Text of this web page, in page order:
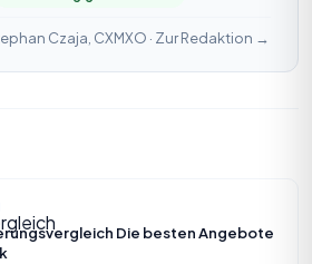
Czaja, CXMXO · Zur Redaktion →
Die besten Angebote